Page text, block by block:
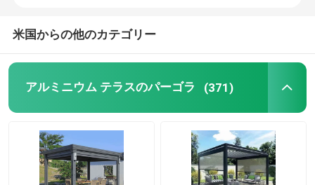
米国からの他のカテゴリー
アルミニウム テラスのパーゴラ (371)